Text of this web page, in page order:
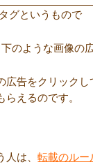
グというもので
のような画像の
広告をクリックし
えるのです。
人は、転載のルー